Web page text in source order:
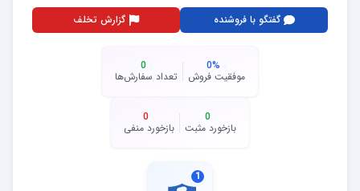
گفتگو با فروشنده گزارش تخلف
0%
موفقیت فروش
0
تعداد سفارش‌ها
0
بازخورد مثبت
0
بازخورد منفی
1